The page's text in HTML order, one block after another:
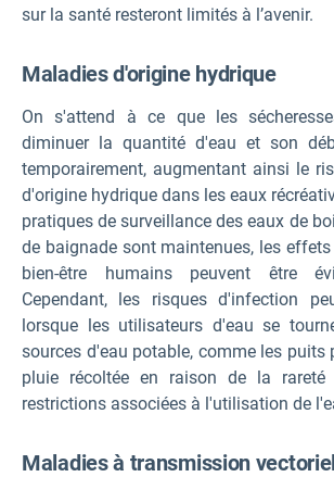
sur la santé resteront limités à l’avenir.
Maladies d'origine hydrique
On s'attend à ce que les
diminuer la quantité d'eau et son
temporairement, augmentant ainsi le
d'origine hydrique dans les eaux
pratiques de surveillance des eaux de
de baignade sont maintenues, les
bien-être humains peuvent être
Cependant, les risques d'infection
lorsque les utilisateurs d'eau se
sources d'eau potable, comme les puits
pluie récoltée en raison de la
restrictions associées à l'utilisation de
Maladies à transmission